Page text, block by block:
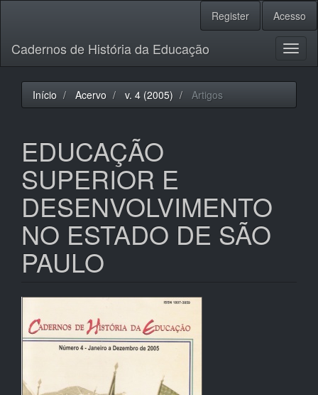
principal
Barra
Lateral
Register Acesso
Cadernos de História da Educação
Início Acervo v. 4 (2005) Artigos
EDUCAÇÃO
SUPERIOR E
DESENVOLVIMENTO
NO ESTADO DE SÃO
PAULO
Barra
lateral
artigos